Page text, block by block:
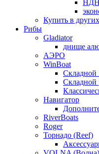
Купить в
Рибы
Gladiator
днище
АЭРО
WinBoat
Складной
Навигатор
RiverBoats
Roger
Торнадо (Reef)